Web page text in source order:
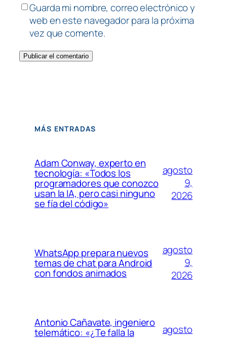
Guarda mi nombre, correo electrónico y
web en este navegador para la próxima
vez que comente.
MÁS ENTRADAS
Adam Conway, experto en
tecnología: «Todos los
programadores que conozco
usan la IA, pero casi ninguno
se fía del código»
agosto
9,
2026
WhatsApp prepara nuevos
temas de chat para Android
con fondos animados
agosto
9,
2026
Antonio Cañavate, ingeniero
telemático: «¿Te falla la
agosto